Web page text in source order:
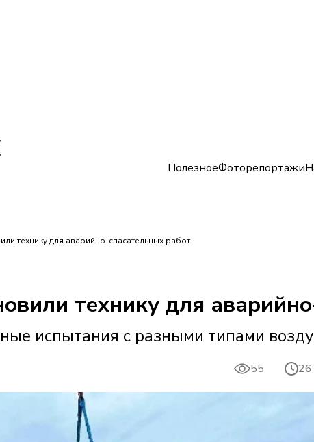
ПолезноеФоторепортажи
технику для аварийно-спасательных работ
технику для
испытания с разными типами
55 26